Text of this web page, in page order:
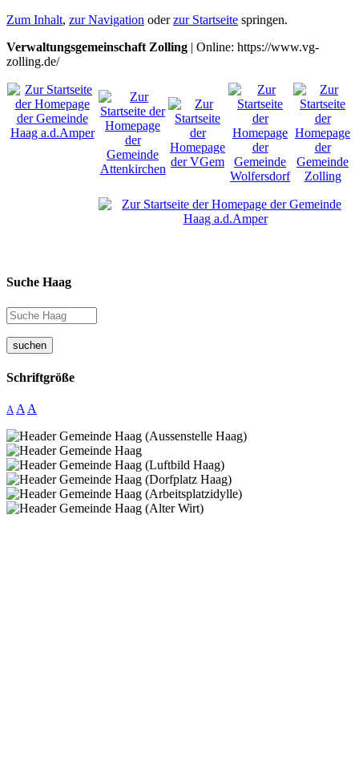
Zum Inhalt, zur Navigation oderzur Startseite springen.
Verwaltungsgemeinschaft Zolling | Online: https://www.vg-
zolling.de/
Suche Haag
suchen
Schriftgröße
A A A